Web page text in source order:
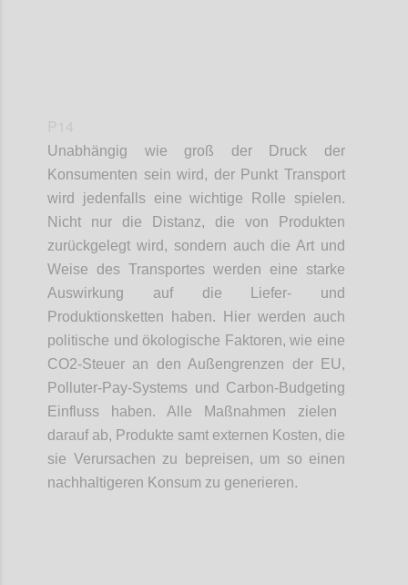
Unabhängig wie groß der Druck der
Konsumenten sein wird , der Punkt Transport
wird jedenfalls eine wichtige Rolle spielen.
Nicht nur die Distanz, die von Produkten
zurückgelegt wird, sondern auch die Art und
Weise des Transportes werden eine starke
Auswirkung auf die Liefer- und
Produktionsketten haben. Hier werden auch
politische und ökologische Faktoren, wie eine
CO2-Steuer an den Außengrenzen der EU,
Polluter-Pay-Systems und Carbon-Budgeting
Einfluss
haben. Alle Maßnahmen zielen
daraufab, Produkte samt externen Kosten, die
sie Verursachen zu
bepreisen, um so einen
nachhaltigeren Konsum zu generieren.